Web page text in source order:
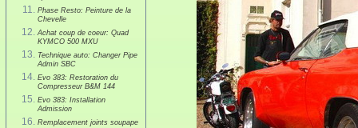
Phase Resto: Peinture de la
Chevelle
Achat coup de coeur: Quad
KYMCO 500 MXU
Technique auto: Changer Pipe
Admin SBC
Evo 383: Restoration du
Compresseur B&M 144
Evo 383: Installation
Admission
Remplacement joints soupape